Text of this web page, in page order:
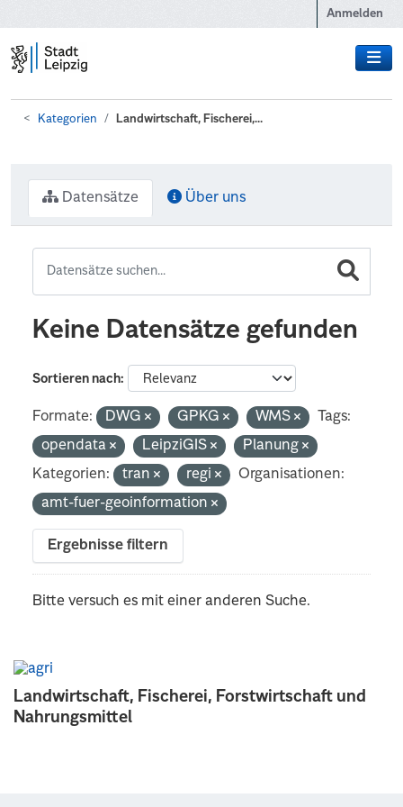
Anmelden
Kategorien Landwirtschaft, Fischerei,...
Landwirtschaft, Fischerei, Forstwirtschaft und
Nahrungsmittel
Datensätze Über uns
Keine Datensätze gefunden
Sortieren nach
Formate: DWG GPKG WMS
Tags:
opendata
LeipziGIS
Planung
Kategorien:
tran regi
Organisationen:
amt-fuer-geoinformation
Ergebnisse filtern
Bitte versuch es mit einer anderen Suche.